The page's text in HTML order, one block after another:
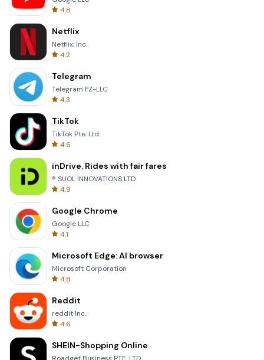
4.8
Netflix
Netflix, Inc.
4.2
Telegram
Telegram FZ-LLC
4.3
TikTok
TikTok Pte. Ltd.
4.6
inDrive. Rides with fair fares
® SUOL INNOVATIONS LTD
4.9
Google Chrome
Google LLC
4.1
Microsoft Edge: AI browser
Microsoft Corporation
4.8
Reddit
reddit Inc.
4.6
SHEIN-Shopping Online